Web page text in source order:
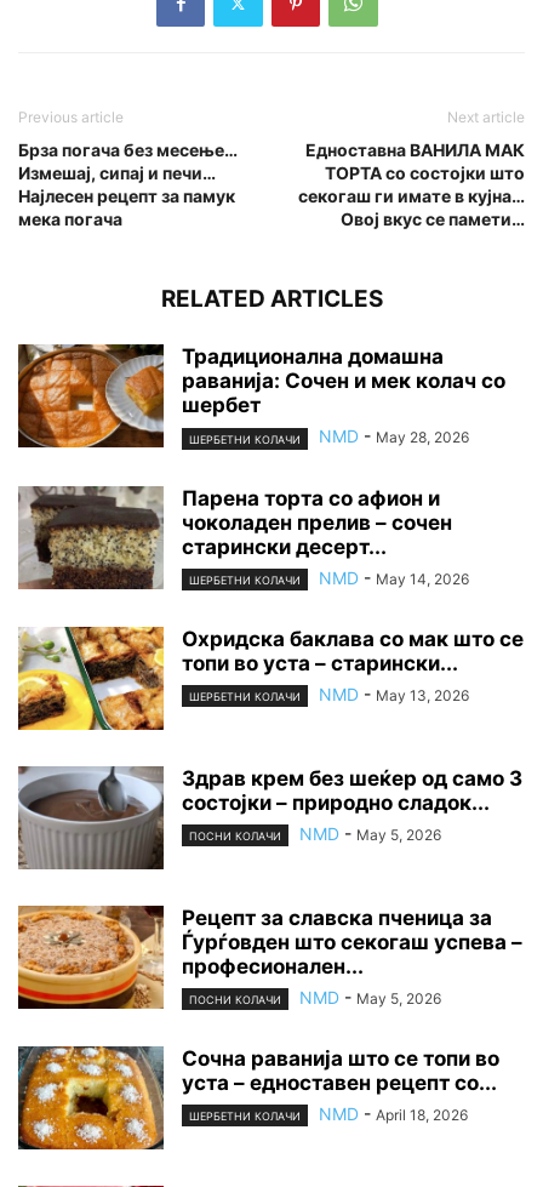
Previous article
Брза погача без месење…
Измешај, сипај и печи…
Најлесен рецепт за памук
мека погача
Next article
Едноставна ВАНИЛА МАК
ТОРТА со состојки што
секогаш ги имате в кујна…
Овој вкус се памети…
RELATED ARTICLES
Традиционална домашна
раванија: Сочен и мек колач со
шербет
ШЕРБЕТНИ КОЛАЧИ NMD - May 28, 2026
Парена торта со афион и
чоколаден прелив – сочен
старински десерт...
ШЕРБЕТНИ КОЛАЧИ NMD - May 14, 2026
Охридска баклава со мак што се
топи во уста – старински...
ШЕРБЕТНИ КОЛАЧИ NMD - May 13, 2026
Здрав крем без шеќер од само 3
состојки – природно сладок...
ПОСНИ КОЛАЧИ NMD - May 5, 2026
Рецепт за славска пченица за
Ѓурѓовден што секогаш успева –
професионален...
ПОСНИ КОЛАЧИ NMD - May 5, 2026
Сочна раванија што се топи во
уста – едноставен рецепт со...
ШЕРБЕТНИ КОЛАЧИ NMD - April 18, 2026